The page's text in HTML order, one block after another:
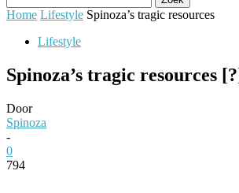
Home Lifestyle Spinoza’s tragic resources
Lifestyle
Spinoza’s tragic resources
Door
Spinoza
-
0
794